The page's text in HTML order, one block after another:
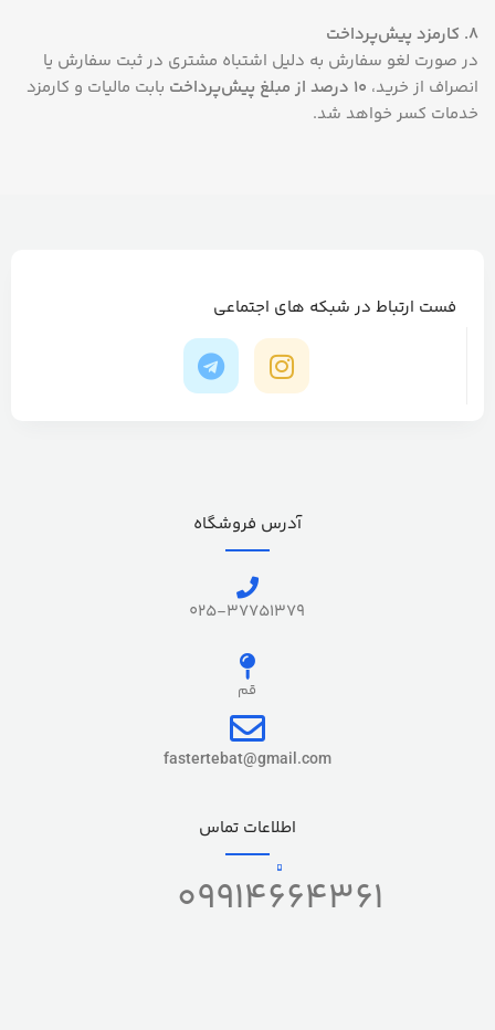
8. کارمزد پیش‌پرداخت
در صورت لغو سفارش به دلیل اشتباه مشتری در ثبت سفارش یا
انصراف از خرید، ۱۰ درصد از مبلغ پیش‌پرداخت
بابت مالیات و کارمزد
خدمات کسر خواهد شد.
فست ارتباط در شبکه های اجتماعی
آدرس فروشگاه
025-37751379
قم
fastertebat@gmail.com
اطلاعات تماس
09914664361